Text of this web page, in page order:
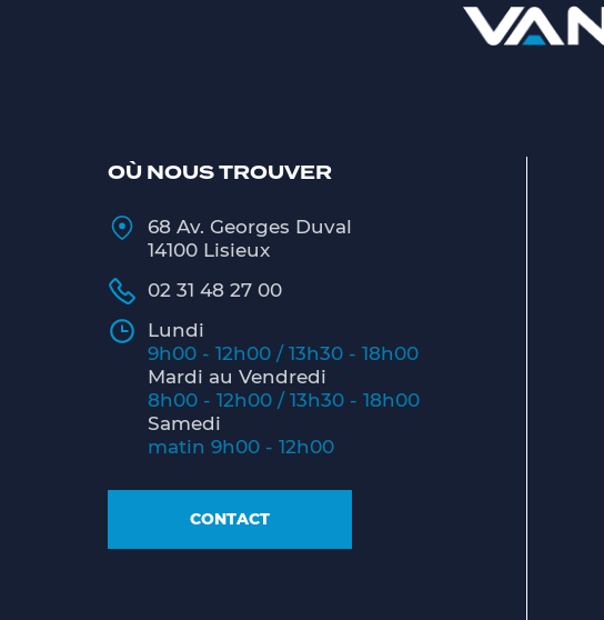
OÙ NOUS TROUVER
68 Av. Georges Duval
14100 Lisieux
02 31 48 27 00
Lundi
9h00 - 12h00 / 13h30 - 18h00
Mardi au Vendredi
8h00 - 12h00 / 13h30 - 18h00
Samedi
matin 9h00 - 12h00
CONTACT